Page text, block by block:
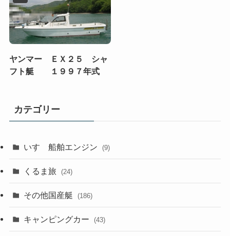
ヤンマー ＥＸ２５ シャ
フト艇 １９９７年式
カテゴリー
いすゞ船舶エンジン (9)
くるま旅 (24)
その他国産艇 (186)
キャンピングカー (43)